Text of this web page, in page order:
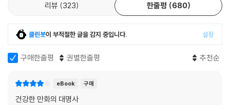
리뷰 323 한줄평 680
클린봇이 부적절한 글을 감지 중입니다. 설정
구매한줄평 권별한줄평 추천순
eBook 구매
건강한 만화의 대명사